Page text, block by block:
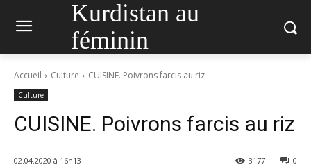
Kurdistan au
féminin
Accueil Culture CUISINE. Poivrons farcis au riz
Culture
CUISINE. Poivrons farcis au riz
02.04.2020 à 16h13 0
3177